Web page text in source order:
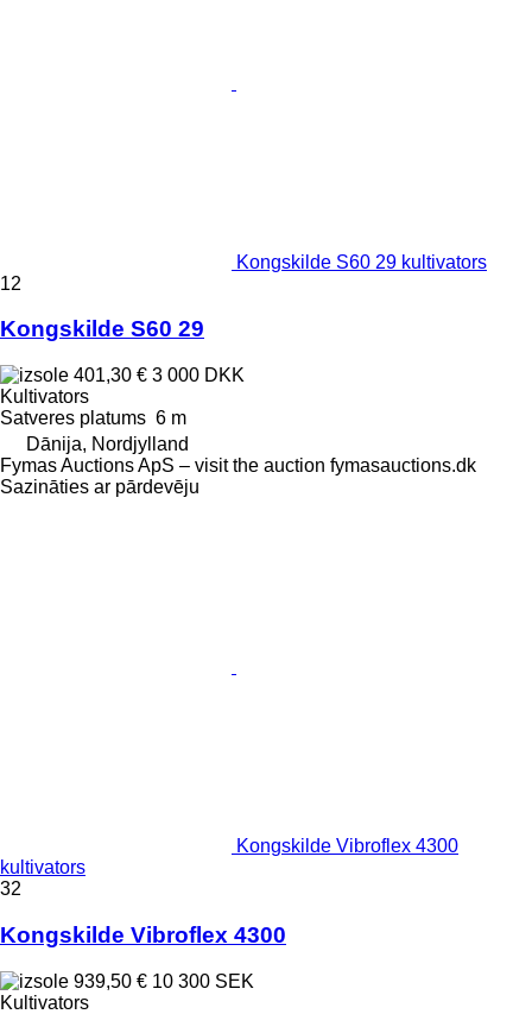
Kongskilde S60 29 kultivators
12
Kongskilde S60 29
401,30 € 3 000 DKK
Kultivators
Satveres platums 6 m
Dānija, Nordjylland
Fymas Auctions ApS – visit the auction fymasauctions.dk
Sazināties ar pārdevēju
Kongskilde Vibroflex 4300
kultivators
32
Kongskilde Vibroflex 4300
939,50 € 10 300 SEK
Kultivators